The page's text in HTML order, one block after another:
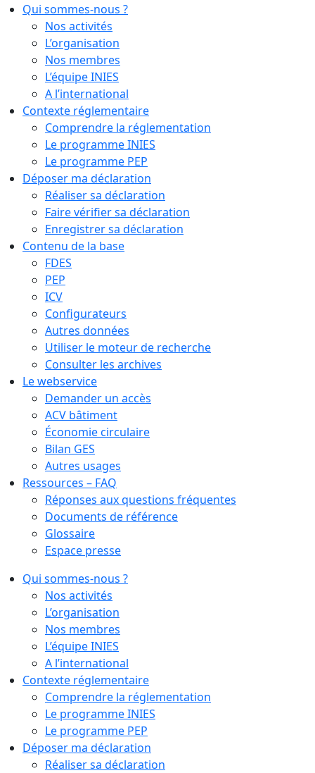
Qui sommes-nous ?
Nos activités
L’organisation
Nos membres
L’équipe INIES
A l’international
Contexte réglementaire
Comprendre la réglementation
Le programme INIES
Le programme PEP
Déposer ma déclaration
Réaliser sa déclaration
Faire vérifier sa déclaration
Enregistrer sa déclaration
Contenu de la base
FDES
PEP
ICV
Configurateurs
Autres données
Utiliser le moteur de recherche
Consulter les archives
Le webservice
Demander un accès
ACV bâtiment
Économie circulaire
Bilan GES
Autres usages
Ressources – FAQ
Réponses aux questions fréquentes
Documents de référence
Glossaire
Espace presse
Qui sommes-nous ?
Nos activités
L’organisation
Nos membres
L’équipe INIES
A l’international
Contexte réglementaire
Comprendre la réglementation
Le programme INIES
Le programme PEP
Déposer ma déclaration
Réaliser sa déclaration